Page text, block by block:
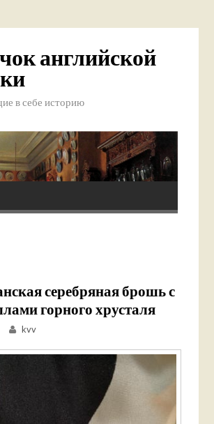
английской
в себе историю
серебряная брошь с
горного хрусталя
kvv